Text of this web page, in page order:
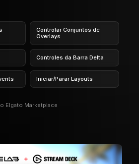
Controlar Conjuntos de
Overlays
Controles da Barra Delta
Iniciar/Parar Layouts
Elgato Marketplace